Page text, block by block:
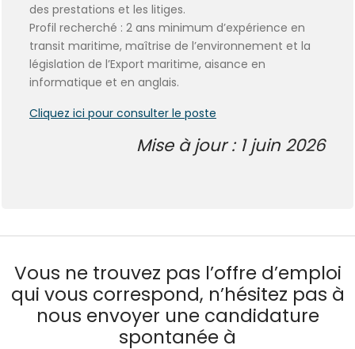
des prestations et les litiges.
Profil recherché : 2 ans minimum d’expérience en
transit maritime, maîtrise de l’environnement et la
législation de l’Export maritime, aisance en
informatique et en anglais.
Cliquez ici pour consulter le poste
Mise à jour : 1 juin 2026
Vous ne trouvez pas l’offre d’emploi
qui vous correspond, n’hésitez pas à
nous envoyer une candidature
spontanée à